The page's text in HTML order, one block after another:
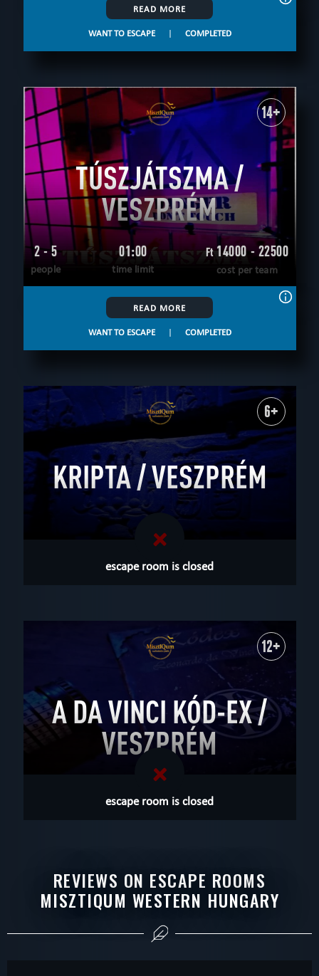
READ MORE
WANT TO ESCAPE | COMPLETED
14+
TÚSZJÁTSZMA /
VESZPRÉM
2 - 5
people
01:00
time limit
Ft14000 - 22500
cost per team
READ MORE
WANT TO ESCAPE | COMPLETED
6+
KRIPTA / VESZPRÉM
escape room is closed
12+
A DA VINCI KÓD-EX /
VESZPRÉM
escape room is closed
REVIEWS ON ESCAPE ROOMS
MISZTIQUM WESTERN HUNGARY